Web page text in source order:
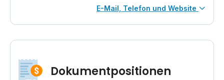
E-Mail, Telefon und Website
Dokumentpositionen